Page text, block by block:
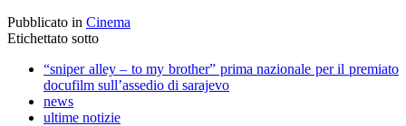
Pubblicato in Cinema
Etichettato sotto
“sniper alley – to my brother” prima nazionale per il premiato
docufilm sull’assedio di sarajevo
news
ultime notizie